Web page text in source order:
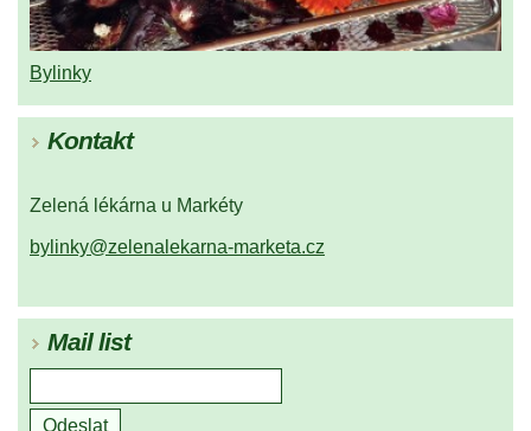
Bylinky
Kontakt
Zelená lékárna u Markéty
bylinky@zelenalekarna-marketa.cz
Mail list